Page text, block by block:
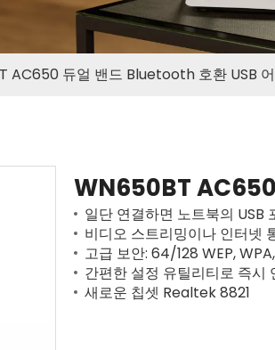
AC650 듀얼 밴드 Bluetooth 호환 USB
WN650BT
일단 연결하면 노트북의 USB
비디오 스트리밍이나 인터넷
고급 보안: 64/128 WEP,
간편한 설정 유틸리티로 즉시
새로운 칩셋 Realtek 8821